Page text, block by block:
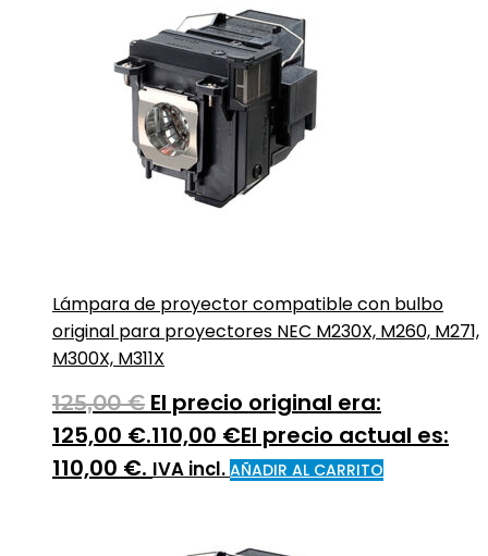
Lámpara de proyector compatible con bulbo
original para proyectores NEC M230X, M260, M271,
M300X, M311X
125,00€ El precio original era:
125,00 €.110,00 €El precio actual es:
110,00 €. IVA incl. AÑADIR AL CARRITO